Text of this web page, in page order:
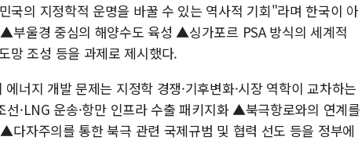
국의 지정학적 운명을 바꿀 수 있는 역사적 기회"라며 한국이 아
부울경 중심의 해양수도 육성 ▲싱가포르 PSA 방식의 세계적
망 조성 등을 과제로 제시했다.
너지 개발 문제는 지정학 경쟁·기후변화·시장 역학이 교차하는
·LNG 운송·항만 인프라 수출 패키지화 ▲북극항로와의 연계를
다자주의를 통한 북극 관련 국제규범 및 협력 선도 등을 정부에